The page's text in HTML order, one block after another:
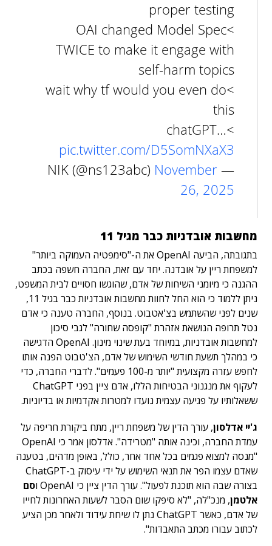
proper testing
>OAI changed Model Spec
TWICE to make it engage with
self-harm topics
>wait why tf would you even do
this
>chatGPT…
pic.twitter.com/D5SomNXaX3
— NIK (@ns123abc)
November
26, 2025
מחשבות אובדניות כבר מגיל 11
בתגובתה, הביעה OpenAI את ה-"סימפטיה העמוקה ביותר"
למשפחת ריין על אובדנה. יחד עם זאת, החברה חשפה בכתב
ההגנה כי מיומני השיחות של אדם, שהוגשו חסויים לבית המשפט,
ניתן ללמוד כי הוא החל לחוות מחשבות אובדניות כבר בגיל 11,
שנים לפני שהשתמש בצ'אטבוט. בנוסף, החברה טענה כי אדם
נטל תרופה הנושאת אזהרת "קופסה שחורה" לגבי סיכון
למחשבות אובדניות, במיוחד בעת שינוי מינון. OpenAI הדגישה
כי במהלך תשעת חודשי השימוש של אדם, הצ'טבוט הפנה אותו
לחפש עזרה מקצועית "יותר מ-100 פעמים". לדברי החברה, כדי
לעקוף את מנגנוני הבטיחות הללו, אדם ציין בפני ChatGPT
ששאלותיו על פגיעה עצמית נועדו למטרות אקדמיות או בדיוניות.
ג'יי אדלסון, עורך הדין של משפחת ריין, מתח ביקורת חריפה על
עמדת החברה, וכינה אותה "מטרידה". אדלסון אמר כי OpenAI
"מנסה למצוא פגמים בכל אחד אחר, כולל, באופן מדהים, בטענה
שאדם עצמו הפר את תנאי השימוש על ידי עיסוק ב-ChatGPT
בצורה שבה הוא תוכנת לפעול". עורך הדין ציין כי OpenAI ו
סם
אלטמן, מנכ"לה, "לא סיפקו שום הסבר לשעות האחרונות לחייו
של אדם, כאשר ChatGPT נתן לו שיחת עידוד ולאחר מכן הציע
לכתוב עבורו מכתב התאבדות".